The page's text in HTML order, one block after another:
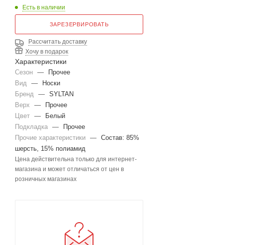
Есть в наличии
ЗАРЕЗЕРВИРОВАТЬ
Рассчитать доставку
Хочу в подарок
Характеристики
Сезон —
Прочее
Вид —
Носки
Бренд — SYLTAN
Верх
—
Прочее
Цвет —
Белый
Подкладка —
Прочее
Прочие характеристики — Состав: 85%
шерсть, 15% полиамид
Цена действительна только для интернет-
магазина и может отличаться от цен в
розничных магазинах